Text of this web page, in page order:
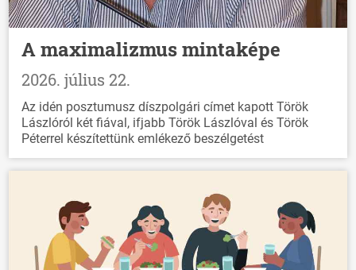
A maximalizmus mintaképe
2026. július 22.
Az idén posztumusz díszpolgári címet kapott Török
Lászlóról két fiával, ifjabb Török Lászlóval és Török
Péterrel készítettünk emlékező beszélgetést